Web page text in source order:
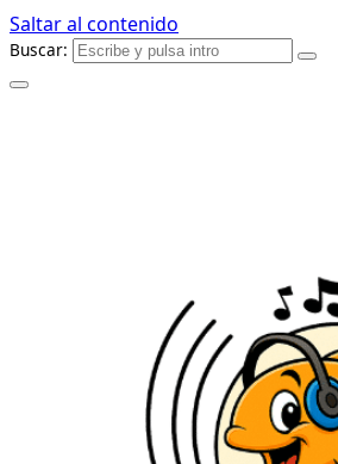
Saltar al contenido
Buscar: